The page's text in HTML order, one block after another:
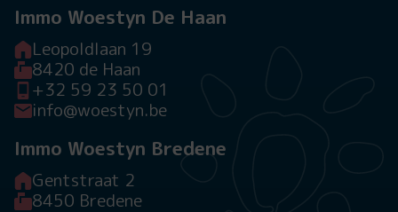
Immo Woestyn De Haan
Leopoldlaan 19
8420 de Haan
+32 59 23 50 01
info@woestyn.be
Immo Woestyn Bredene
Gentstraat 2
8450 Bredene